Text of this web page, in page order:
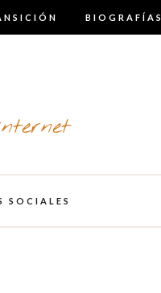
BIOGRAFÍAS
SOCIALES